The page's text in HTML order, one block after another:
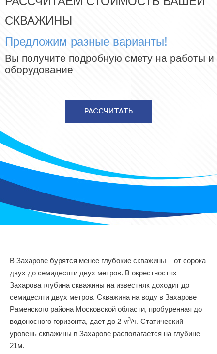
СКВАЖИНЫ
Предложим разные варианты!
Вы получите подробную смету на работы и
оборудование
РАССЧИТАТЬ
В Захарове бурятся менее глубокие скважины – от сорока
двух до семидесяти двух метров. В окрестностях
Захарова глубина скважины на известняк доходит до
семидесяти двух метров. Скважина на воду в Захарове
Раменского района Московской области, пробуренная до
водоносного горизонта, дает до 2 м3/ч. Статический
уровень скважины в Захарове располагается на глубине
21м.